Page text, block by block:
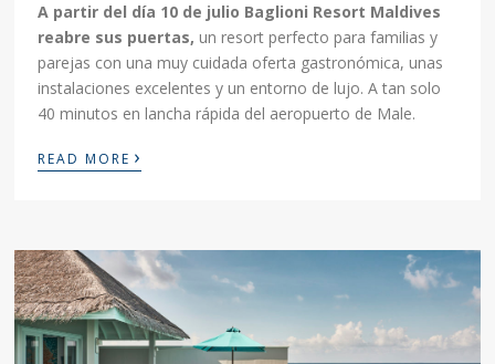
A partir del día 10 de julio Baglioni Resort Maldives
reabre sus puertas, un resort perfecto para familias y
parejas con una muy cuidada oferta gastronómica, unas
instalaciones excelentes y un entorno de lujo. A tan solo
40 minutos en lancha rápida del aeropuerto de Male.
READ MORE ›